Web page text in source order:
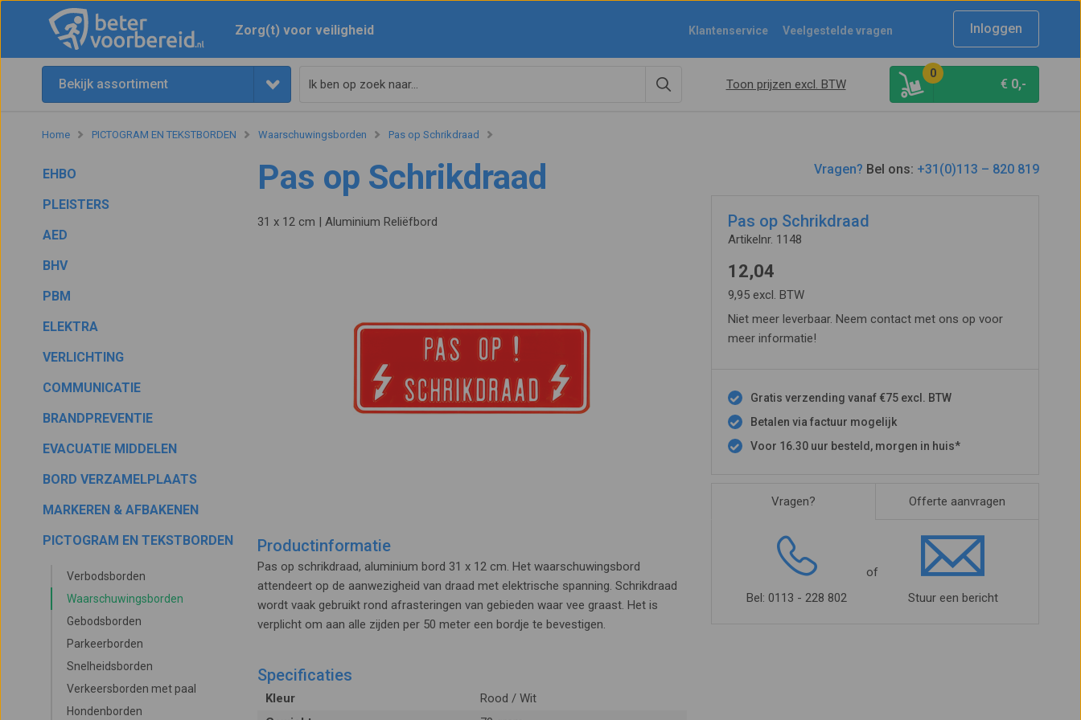
Zorg(t) voor veiligheid Klantenservice Veelgestelde vragen Inloggen
Bekijk assortiment Toon prijzen excl. BTW
0
€ 0,-
Home PICTOGRAM EN TEKSTBORDEN Waarschuwingsborden Pas op Schrikdraad
EHBO
PLEISTERS
AED
BHV
PBM
ELEKTRA
VERLICHTING
COMMUNICATIE
BRANDPREVENTIE
EVACUATIE MIDDELEN
BORD VERZAMELPLAATS
MARKEREN & AFBAKENEN
PICTOGRAM EN TEKSTBORDEN
Verbodsborden
Waarschuwingsborden
Gebodsborden
Parkeerborden
Snelheidsborden
Verkeersborden met paal
Hondenborden
Pas op Schrikdraad
31 x 12 cm | Aluminium Reliëfbord
Productinformatie
Pas op schrikdraad, aluminium bord 31 x 12 cm. Het waarschuwingsbord
attendeert op de aanwezigheid van draad met elektrische spanning. Schrikdraad
wordt vaak gebruikt rond afrasteringen van gebieden waar vee graast. Het is
verplicht om aan alle zijden per 50 meter een bordje te bevestigen.
Specificaties
Kleur
Rood / Wit
Vragen? Bel ons: +31(0)113 – 820 819
Pas op Schrikdraad
Artikelnr. 1148
12,04
9,95 excl. BTW
Niet meer leverbaar. Neem contact met ons op voor
meer informatie!
Gratis verzending vanaf €75 excl. BTW
Betalen via factuur mogelijk
Voor 16.30 uur besteld, morgen in huis*
Vragen? Offerte aanvragen
Bel: 0113 - 228 802
of
Stuur een bericht